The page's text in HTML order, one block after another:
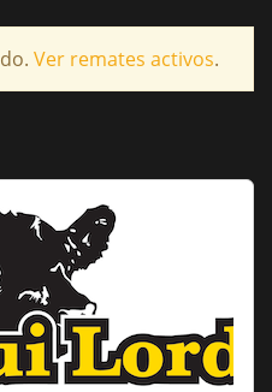
Ver remates activos.